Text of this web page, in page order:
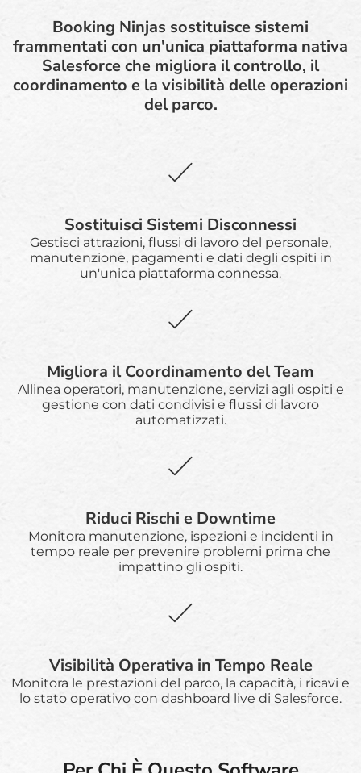
Booking Ninjas sostituisce sistemi
frammentati con un'unica piattaforma nativa
Salesforce che migliora il controllo, il
coordinamento e la visibilità delle operazioni
del parco.
Sostituisci Sistemi Disconnessi
Gestisci attrazioni, flussi di lavoro del personale,
manutenzione, pagamenti e dati degli ospiti in
un'unica piattaforma connessa.
Migliora il Coordinamento del Team
Allinea operatori, manutenzione, servizi agli ospiti e
gestione con dati condivisi e flussi di lavoro
automatizzati.
Riduci Rischi e Downtime
Monitora manutenzione, ispezioni e incidenti in
tempo reale per prevenire problemi prima che
impattino gli ospiti.
Visibilità Operativa in Tempo Reale
Monitora le prestazioni del parco, la capacità, i ricavi e
lo stato operativo con dashboard live di Salesforce.